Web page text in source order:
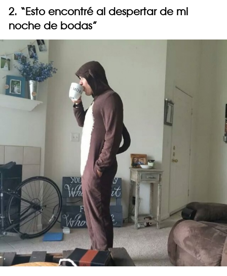
2. “Esto encontré al despertar de mi
noche de bodas”